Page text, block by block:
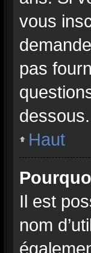
vous
pas
dessous.
Haut
Il est
nom